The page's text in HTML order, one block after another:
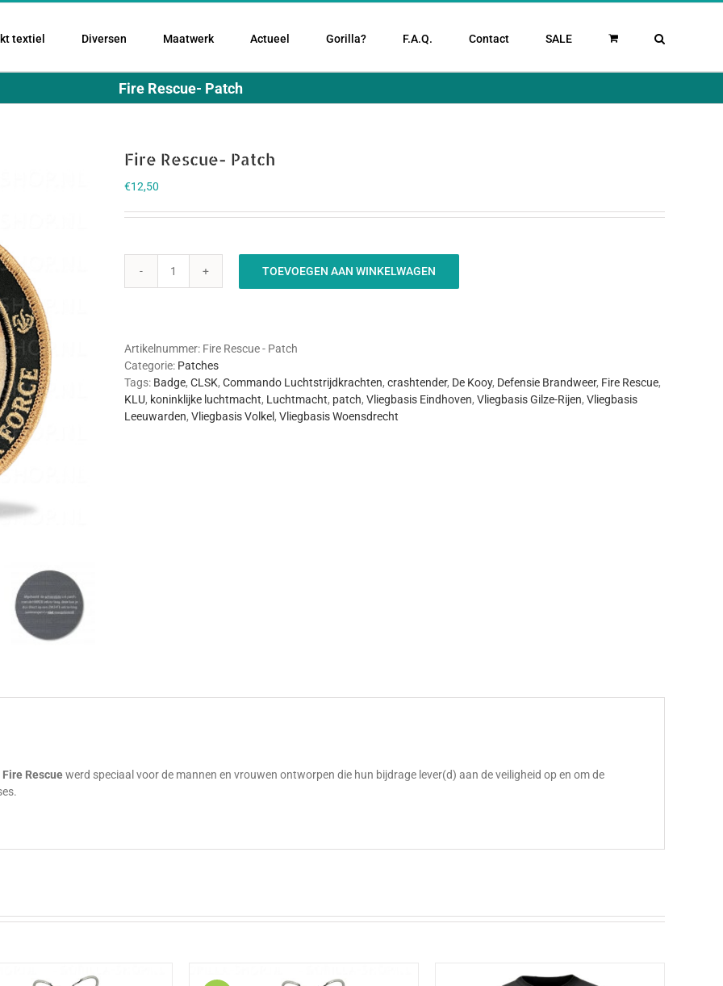
textiel Diversen Maatwerk Actueel Gorilla? F.A.Q. Contact SALE
Fire Rescue- Patch
Fire Rescue- Patch
€12,50
Fire
TOEVOEGEN AAN WINKELWAGEN
Artikelnummer: Fire Rescue - Patch
Categorie: Patches
Tags: Badge, CLSK, Commando Luchtstrijdkrachten, crashtender, De Kooy, Defensie Brandweer, Fire Rescue,
KLU, koninklijke luchtmacht, Luchtmacht, patch, Vliegbasis Eindhoven, Vliegbasis Gilze-Rijen, Vliegbasis
Leeuwarden, Vliegbasis Volkel , Vliegbasis Woensdrecht
Fire Rescuewerd speciaal voor de mannen en vrouwen ontworpen die hun bijdrage lever(d) aan de veiligheid op en om de